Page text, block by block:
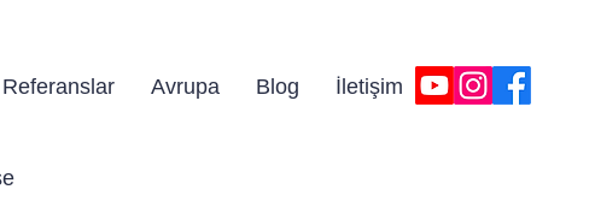
Referanslar Avrupa Blog İletişim